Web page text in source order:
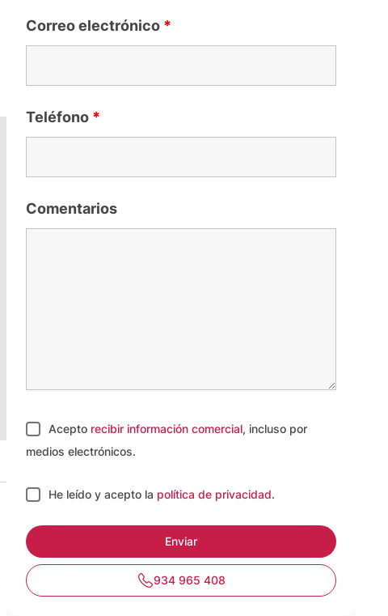
Correo electrónico *
Teléfono *
Comentarios
Acepto recibir información comercial, incluso por
medios electrónicos.
He leído y acepto la política de privacidad.
934 965 408